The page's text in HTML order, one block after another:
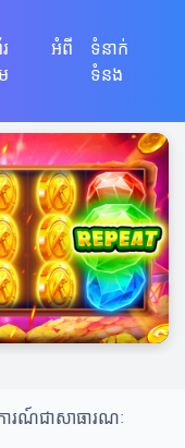
អំពី
ទំនាក់
ទំនង
ការណ៍ជាសាធារណៈ